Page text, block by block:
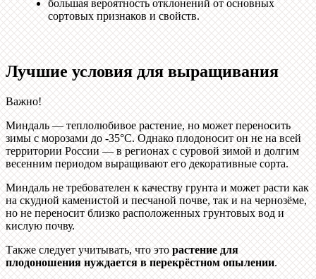
большая вероятность отклонений от основных
сортовых признаков и свойств.
Лучшие условия для выращивания
Важно!
Миндаль — теплолюбивое растение, но может переносить
зимы с морозами до -35°С. Однако плодоносит он не на всей
территории России — в регионах с суровой зимой и долгим
весенним периодом выращивают его декоративные сорта.
Миндаль не требователен к качеству грунта и может расти как
на скудной каменистой и песчаной почве, так и на чернозёме,
но не переносит близко расположенных грунтовых вод и
кислую почву.
Также следует учитывать, что это растение для
плодоношения нуждается в перекрёстном опылении.